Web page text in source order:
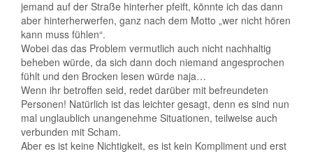
jemand auf der Straße hinterher pfeift, könnte ich das dann
aber hinterherwerfen, ganz nach dem Motto „wer nicht hören
kann muss fühlen“.
Wobei das das Problem vermutlich auch nicht nachhaltig
beheben würde, da sich dann doch niemand angesprochen
fühlt und den Brocken lesen würde naja…
Wenn ihr betroffen seid, redet darüber mit befreundeten
Personen! Natürlich ist das leichter gesagt, denn es sind nun
mal unglaublich unangenehme Situationen, teilweise auch
verbunden mit Scham.
Aber es ist keine Nichtigkeit, es ist kein Kompliment und erst